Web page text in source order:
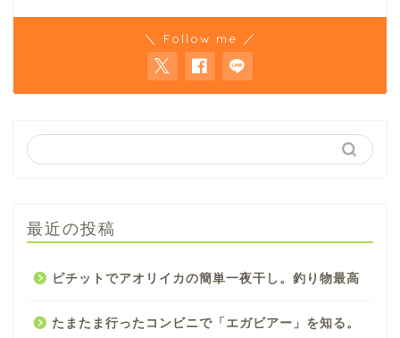
＼ Follow me ／
最近の投稿
ピチットでアオリイカの簡単一夜干し。釣り物最高
たまたま行ったコンビニで「エガビアー」を知る。